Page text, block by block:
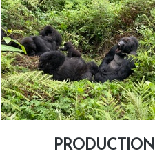
PRODUCTION